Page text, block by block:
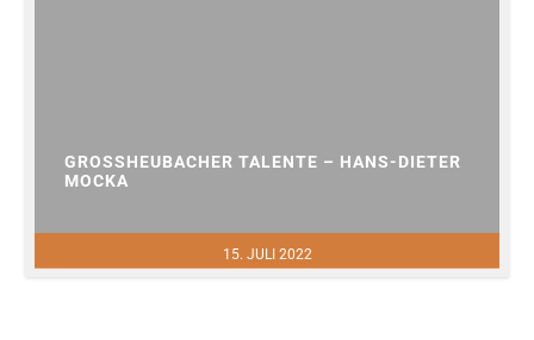
15. JULI 2022
GROSSHEUBACHER TALENTE – HANS-DIETER M
OCKA